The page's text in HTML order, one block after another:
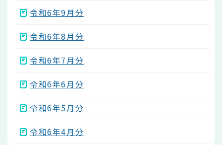
令和6年9月分
令和6年8月分
令和6年7月分
令和6年6月分
令和6年5月分
令和6年4月分